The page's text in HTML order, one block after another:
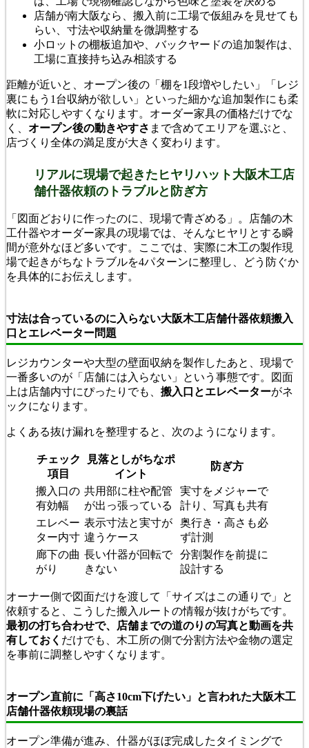
店舗が南大阪なら、搬入前に工場で仮組みを見せても
らい、寸法や収納量を微調整する
小ロットの棚板追加や、バックヤードの追加製作は、
工場に直接持ち込み相談する
距離が近いと、オープン後の「棚を1段増やしたい」「レジ
裏にもう1台収納が欲しい」といった細かな追加製作にも柔
軟に対応しやすくなります。オーダー家具の価格だけでな
く、 オープン後の動きやすさ まで含めてエリアを選ぶと、
店づくり全体の満足度が大きく変わります。
リアルに現場で起きたヒヤリハット大阪木工店
舗什器依頼のトラブルと防ぎ方
「図面どおりに作ったのに、現場で青ざめる」。店舗の木
工什器やオーダー家具の現場では、そんなヒヤリとする瞬
間が意外なほど多いです。ここでは、実際に木工の製作現
場で起きがちなトラブルを4パターンに整理し、どう防ぐか
を具体的にお伝えします。
寸法は合っているのに入らない大阪木工店舗什器依頼搬入
口とエレベーター問題
レジカウンターや大型の壁面収納を製作したあと、現場で
一番多いのが「店舗には入らない」という事態です。図面
上は店舗内寸にぴったりでも、 搬入口とエレベーターがネ
ックになります。
よくある抜け漏れを整理すると、次のようになります。
チェック
項目
見落としがちなポ
イント
防ぎ方
搬入口の
有効幅
共用部に柱や配管
が出っ張っている
実寸をメジャーで
計り、写真も共有
エレベー
ター内寸
表示寸法と実寸が
違うケース
奥行き・高さも必
ず計測
廊下の曲
がり
長い什器が回転で
きない
分割製作を前提に
設計する
オーナー側で図面だけを渡して「サイズはこの通りで」と
依頼すると、こうした搬入ルートの情報が抜けがちです。
最初の打ち合わせで、店舗までの道のりの写真と動画を共
有しておく だけでも、木工所の側で分割方法や金物の選定
を事前に調整しやすくなります。
オープン直前に「高さ10cm下げたい」と言われた大阪木工
店舗什器依頼現場の裏話
オープン準備が進み、什器がほぼ完成したタイミングで